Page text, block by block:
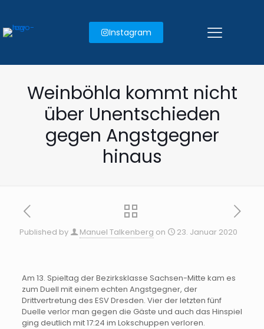
Instagram
Weinböhla kommt nicht
über Unentschieden
gegen Angstgegner
hinaus
Published by Manuel Talkenberg on 23. Januar 2020
Am 13. Spieltag der Bezirksklasse Sachsen-Mitte kam es
zum Duell mit einem echten Angstgegner, der
Drittvertretung des ESV Dresden. Vier der letzten fünf
Duelle verlor man gegen die Gäste und auch das Hinspiel
ging deutlich mit 17:24 im Lokschuppen verloren.